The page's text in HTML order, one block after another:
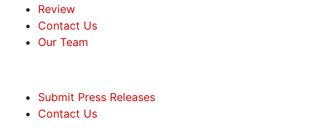
Review
Contact Us
Our Team
Submit Press Releases
Contact Us